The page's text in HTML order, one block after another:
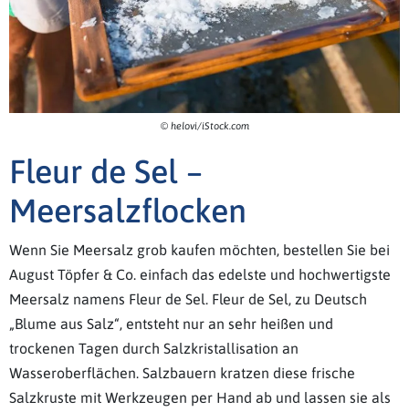
© helovi/iStock.com
Fleur de Sel –
Meersalzflocken
Wenn Sie Meersalz grob kaufen möchten, bestellen Sie bei
August Töpfer & Co. einfach das edelste und hochwertigste
Meersalz namens Fleur de Sel. Fleur de Sel, zu Deutsch
„Blume aus Salz“, entsteht nur an sehr heißen und
trockenen Tagen durch Salzkristallisation an
Wasseroberflächen. Salzbauern kratzen diese frische
Salzkruste mit Werkzeugen per Hand ab und lassen sie als